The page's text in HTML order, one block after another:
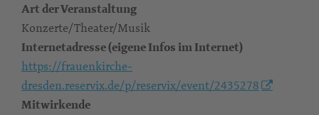
Art der Veranstaltung
Konzerte/Theater/Musik
Internetadresse (eigene Infos im Internet)
https://frauenkirche-
dresden.reservix.de/p/reservix/event/2435278
Mitwirkende